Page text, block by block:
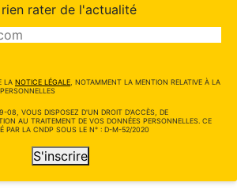
rien rater de l'actualité
LA NOTICE LÉGALE, NOTAMMENT LA MENTION RELATIVE À LA
08, VOUS DISPOSEZ D'UN DROIT D'ACCÈS, DE
AU TRAITEMENT DE VOS DONNÉES PERSONNELLES. CE
PAR LA CNDP SOUS LE N° : D-M-52/2020
S'inscrire